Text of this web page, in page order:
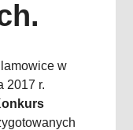
w
2017 r.